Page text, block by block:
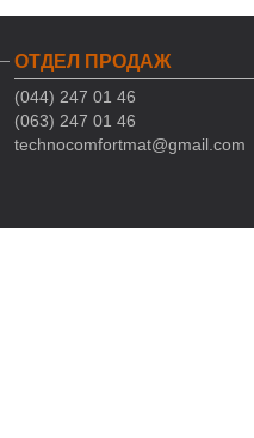
ОТДЕЛ ПРОДАЖ
(044) 247 01 46
(063) 247 01 46
technocomfortmat@gmail.com